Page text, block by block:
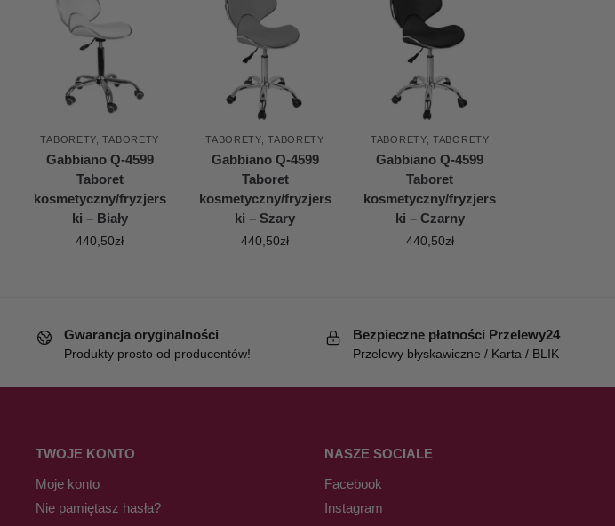
TABORETY ,TABORETY
Gabbiano Q-4599
Taboret
kosmetyczny/fryzjers
ki – Biały
440,50zł
TABORETY,TABORETY
Gabbiano Q-4599
Taboret
kosmetyczny/fryzjers
ki – Szary
440,50zł
TABORETY,TABORETY
Gabbiano Q-4599
Taboret
kosmetyczny/fryzjers
ki – Czarny
440,50zł
Gwarancja oryginalności
Produkty prosto od producentów!
Bezpieczne płatności Przelewy24
Przelewy błyskawiczne / Karta / BLIK
TWOJE KONTO
Moje konto
Nie pamiętasz hasła?
NASZE SOCIALE
Facebook
Instagram